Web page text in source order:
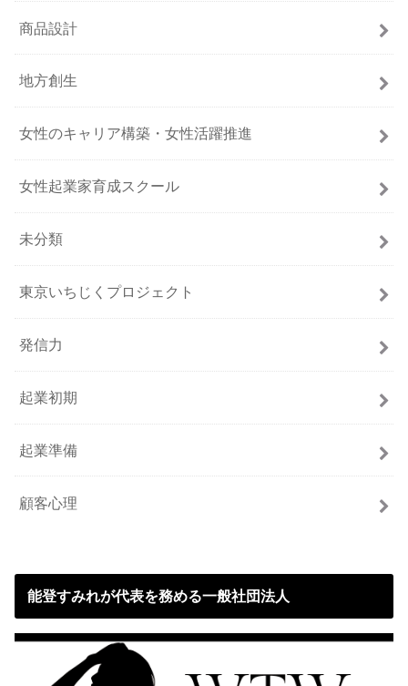
商品設計
地方創生
女性のキャリア構築・女性活躍推進
女性起業家育成スクール
未分類
東京いちじくプロジェクト
発信力
起業初期
起業準備
顧客心理
能登すみれが代表を務める一般社団法人